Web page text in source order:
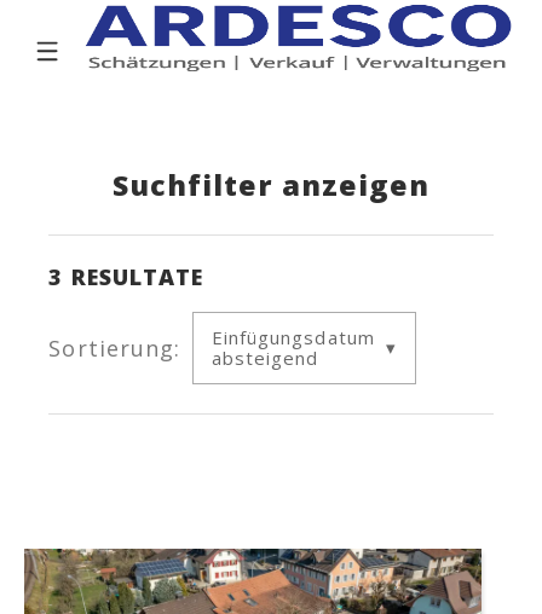
Suchfilter anzeigen
3 RESULTATE
Sortierung:
Einfügungsdatum
absteigend